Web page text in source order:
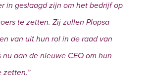
in geslaagd zijn om het bedrijf op
te zetten. Zij zullen Plopsa
van uit hun rol in de raad van
nu aan de nieuwe CEO om hun
zetten.”